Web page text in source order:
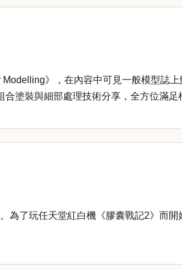
》，在內容中可見一般模型誌上
塗裝與細部處理技術分享，全方位滿足
了玩任天堂紅白機《膠囊戰記2》而開